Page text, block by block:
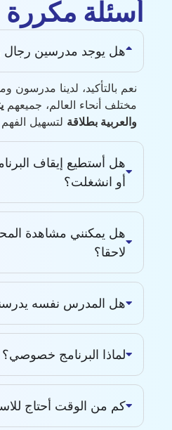
أسئلة مكررة
هل يوجد مدرسين رجال
نعم بالتأكيد، لدينا
مختلف أنحاء العالم، جميعهم
والعربية بطلاقة لتسهيل
هل أستطيع إيقاف
أو انشغلت؟
هل يمكنني مشاهدة
لاحقا؟
هل المدرس نفسه
لماذا البرنامج خصوصي؟
كم من الوقت أحتاج